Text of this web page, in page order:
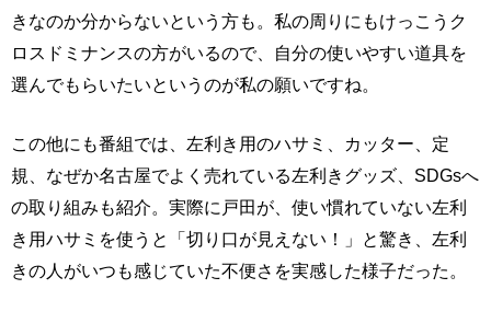
きなのか分からないという方も。私の周りにもけっこうク
ロスドミナンスの方がいるので、自分の使いやすい道具を
選んでもらいたいというのが私の願いですね。
この他にも番組では、左利き用のハサミ、カッター、定
規、なぜか名古屋でよく売れている左利きグッズ、SDGsへ
の取り組みも紹介。実際に戸田が、使い慣れていない左利
き用ハサミを使うと「切り口が見えない！」と驚き、左利
きの人がいつも感じていた不便さを実感した様子だった。